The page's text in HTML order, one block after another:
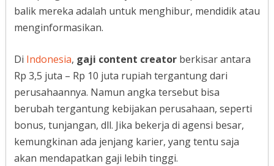
balik mereka adalah untuk menghibur, mendidik atau
menginformasikan.
Di Indonesia, gaji content creatorberkisar antara
Rp 3,5 juta – Rp 10 juta rupiah tergantung dari
perusahaannya. Namun angka tersebut bisa
berubah tergantung kebijakan perusahaan, seperti
bonus, tunjangan, dll. Jika bekerja di agensi besar,
kemungkinan ada jenjang karier, yang tentu saja
akan mendapatkan gaji lebih tinggi.